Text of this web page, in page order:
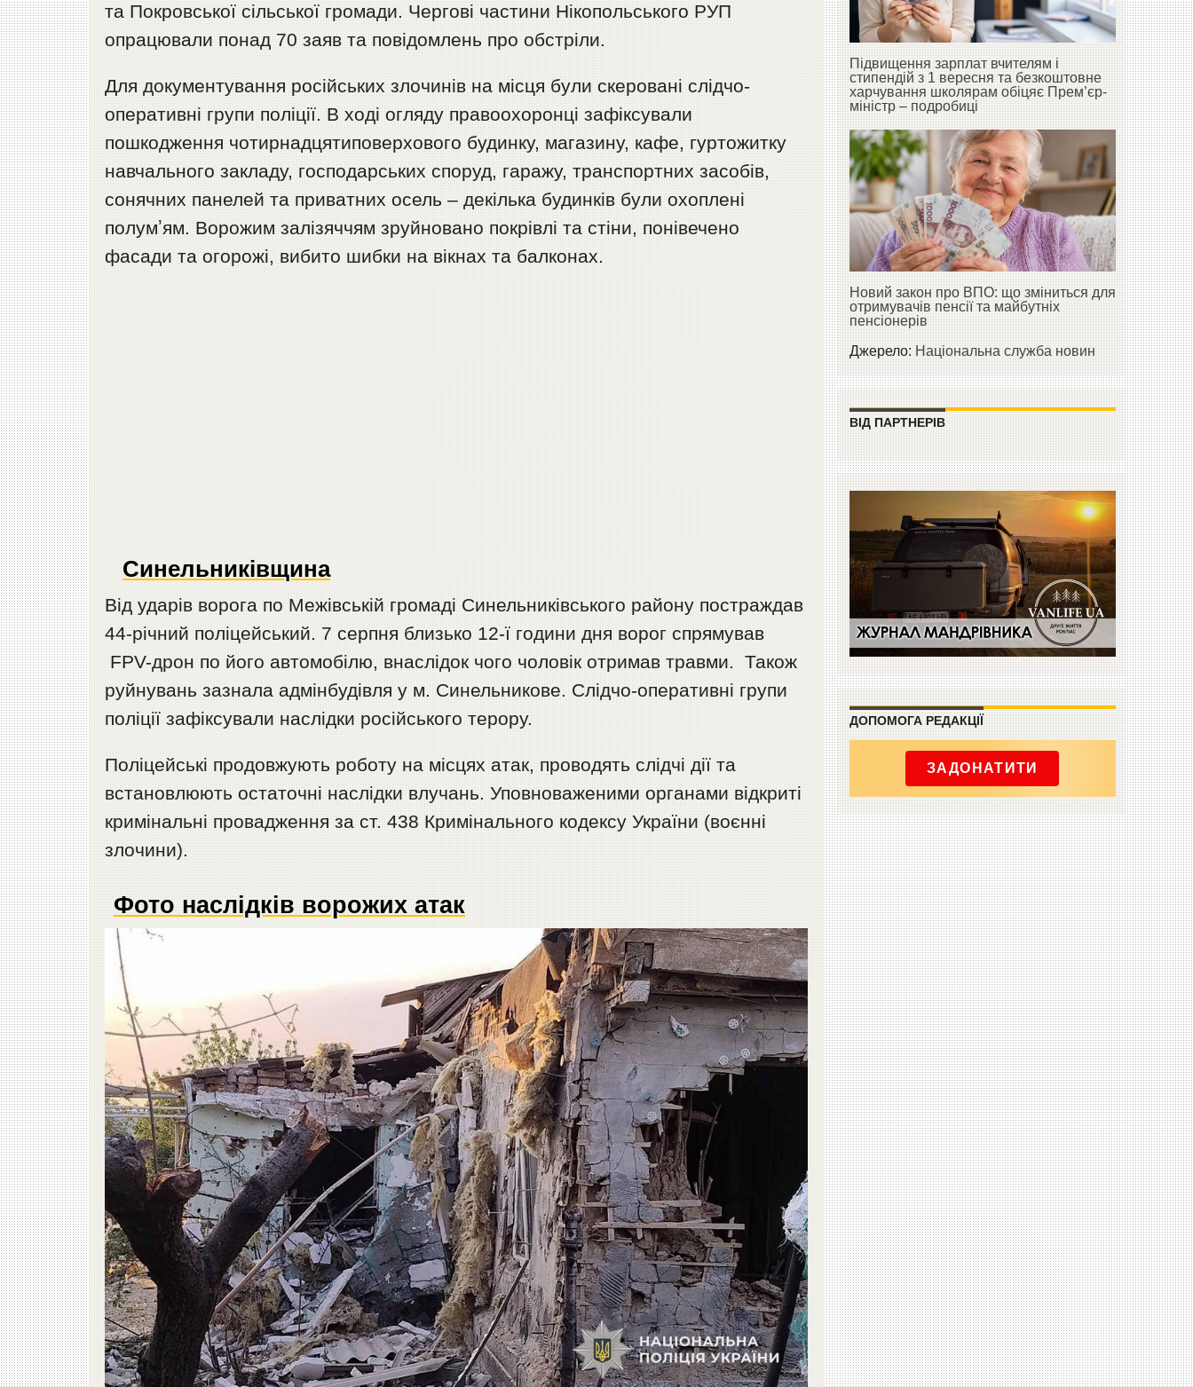
та Покровської сільської громади. Чергові частини Нікопольського РУП
опрацювали понад 70 заяв та повідомлень про обстріли.
Для документування російських злочинів на місця були скеровані слідчо-
оперативні групи поліції. В ході огляду правоохоронці зафіксували
пошкодження чотирнадцятиповерхового будинку, магазину, кафе, гуртожитку
навчального закладу, господарських споруд, гаражу, транспортних засобів,
сонячних панелей та приватних осель – декілька будинків були охоплені
полумʼям. Ворожим залізяччям зруйновано покрівлі та стіни, понівечено
фасади та огорожі, вибито шибки на вікнах та балконах.
Синельниківщина
Від ударів ворога по Межівській громаді Синельниківського району постраждав
44-річний поліцейський. 7 серпня близько 12-ї години дня ворог спрямував
FPV-дрон по його автомобілю, внаслідок чого чоловік отримав травми. Також
руйнувань зазнала адмінбудівля у м. Синельникове. Слідчо-оперативні групи
поліції зафіксували наслідки російського терору.
Поліцейські продовжують роботу на місцях атак, проводять слідчі дії та
встановлюють остаточні наслідки влучань. Уповноваженими органами відкриті
кримінальні провадження за ст. 438 Кримінального кодексу України (воєнні
злочини).
Фото наслідків ворожих атак
Підвищення зарплат вчителям і
стипендій з 1 вересня та безкоштовне
харчування школярам обіцяє Прем’єр-
міністр – подробиці
Новий закон про ВПО: що зміниться для
отримувачів пенсії та майбутніх
пенсіонерів
Джерело:Національна служба новин
ВІД ПАРТНЕРІВ
ДОПОМОГА РЕДАКЦІЇ
ЗАДОНАТИТИ